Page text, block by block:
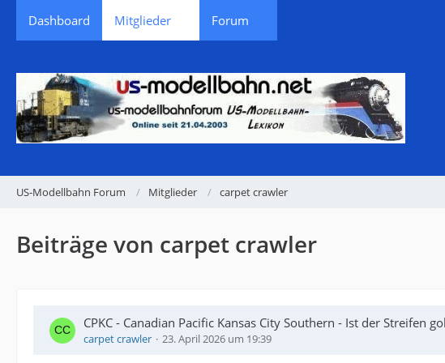
Dashboard Mitglieder Forum
US-Modellbahn Forum Mitglieder carpet crawler
Beiträge von carpet crawler
CPKC - Canadian Pacific Kansas City Southern - Ist der Streifen
carpet crawler 23. April 2026 um 19:39